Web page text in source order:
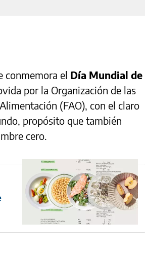
conmemora el Día Mundial de
por la Organización de las
(FAO), con el claro
propósito que también
cero.